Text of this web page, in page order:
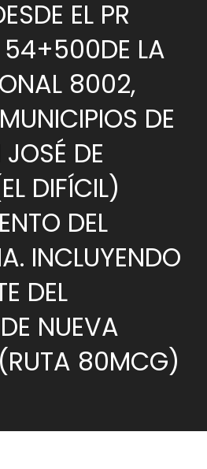
EL PR
LA
8002,
DE
DE
DIFÍCIL)
DEL
INCLUYENDO
DEL
NUEVA
80MCG)